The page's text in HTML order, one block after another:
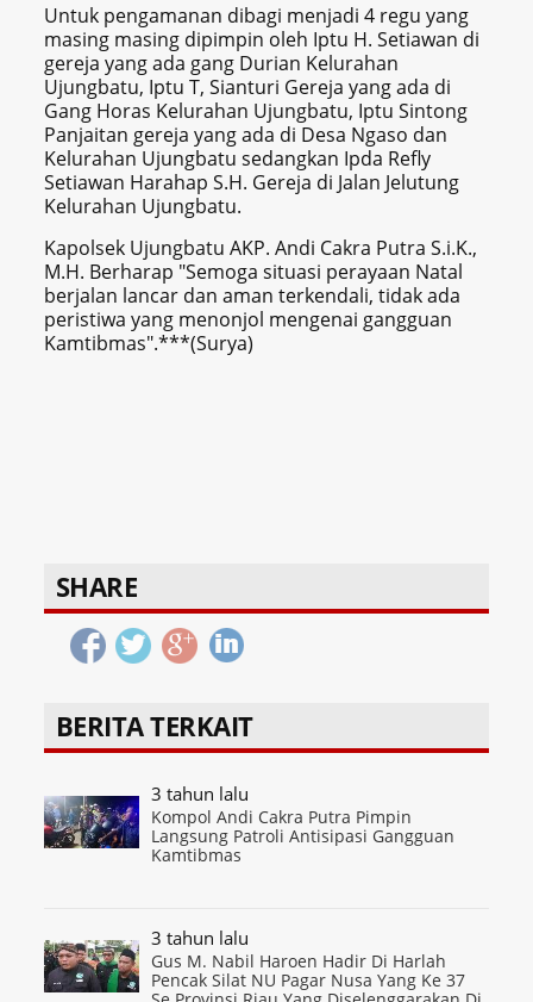
Untuk pengamanan dibagi menjadi 4 regu yang
masing masing dipimpin oleh Iptu H. Setiawan di
gereja yang ada gang Durian Kelurahan
Ujungbatu, Iptu T, Sianturi Gereja yang ada di
Gang Horas Kelurahan Ujungbatu, Iptu Sintong
Panjaitan gereja yang ada di Desa Ngaso dan
Kelurahan Ujungbatu sedangkan Ipda Refly
Setiawan Harahap S.H. Gereja di Jalan Jelutung
Kelurahan Ujungbatu.
Kapolsek Ujungbatu AKP. Andi Cakra Putra S.i.K.,
M.H. Berharap "Semoga situasi perayaan Natal
berjalan lancar dan aman terkendali, tidak ada
peristiwa yang menonjol mengenai gangguan
Kamtibmas".***(Surya)
SHARE
BERITA TERKAIT
3 tahun lalu
Kompol Andi Cakra Putra Pimpin
Langsung Patroli Antisipasi Gangguan
Kamtibmas
3 tahun lalu
Gus M. Nabil Haroen Hadir Di Harlah
Pencak Silat NU Pagar Nusa Yang Ke 37